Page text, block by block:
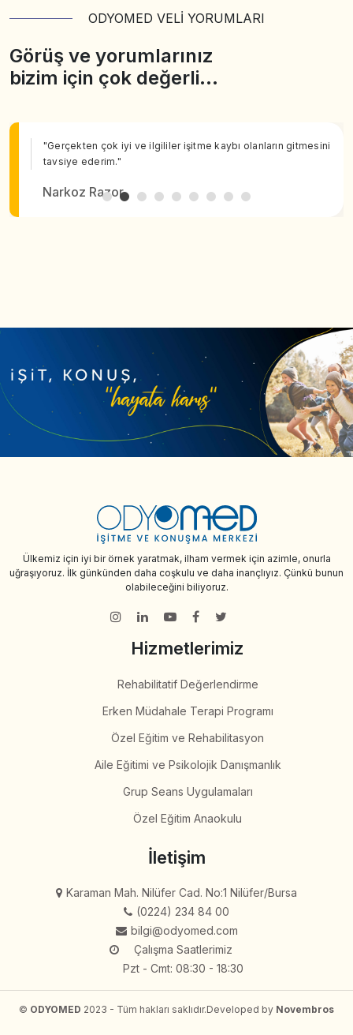
ODYOMED VELİ YORUMLARI
Görüş ve yorumlarınız
bizim için çok değerli…
"Gerçekten çok iyi ve ilgililer işitme kaybı olanların gitmesini
tavsiye ederim."
Narkoz Razor
Ülkemiz için iyi bir örnek yaratmak, ilham vermek için azimle, onurla
uğraşıyoruz. İlk günkünden daha coşkulu ve daha inançlıyız. Çünkü bunun
olabileceğini biliyoruz.
Hizmetlerimiz
Rehabilitatif Değerlendirme
Erken Müdahale Terapi Programı
Özel Eğitim ve Rehabilitasyon
Aile Eğitimi ve Psikolojik Danışmanlık
Grup Seans Uygulamaları
Özel Eğitim Anaokulu
İletişim
Karaman Mah. Nilüfer Cad. No:1 Nilüfer/Bursa
(0224) 234 84 00
bilgi@odyomed.com
Çalışma Saatlerimiz
Pzt - Cmt: 08:30 - 18:30
© ODYOMED 2023 - Tüm hakları saklıdır.Developed by Novembros